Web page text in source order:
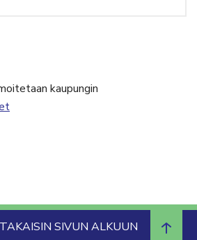
kaupungin
TAKAISIN SIVUN ALKUUN